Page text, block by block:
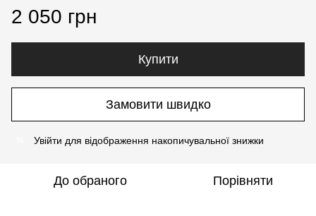
2 050 грн
Купити
Замовити швидко
Увійти для відображення накопичувальної знижки
До обраного Порівняти